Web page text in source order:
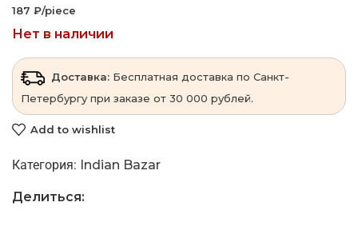
187 ₽/piece
Нет в наличии
Доставка: Бесплатная доставка по Санкт-
Петербургу при заказе от 30 000 рублей.
Add to wishlist
Категория: Indian Bazar
Делиться: